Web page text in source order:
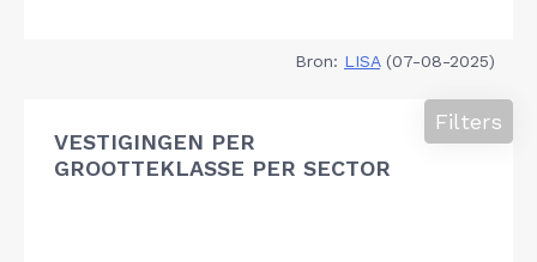
Bron: LISA(07-08-2025)
VESTIGINGEN PER
GROOTTEKLASSE PER SECTOR
Filters